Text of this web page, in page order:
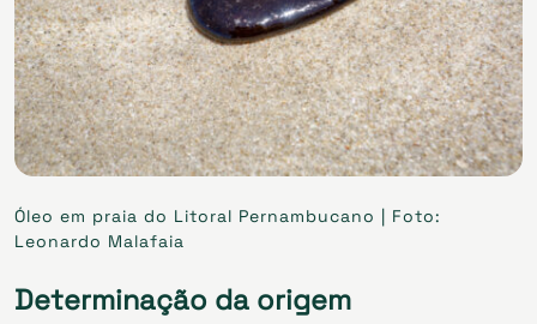
Óleo em praia do Litoral Pernambucano | Foto:
Leonardo Malafaia
Determinação da origem